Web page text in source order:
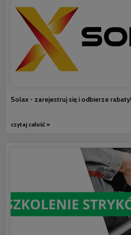
Solax - zarejestruj się i odbierze rabaty!
czytaj całość »